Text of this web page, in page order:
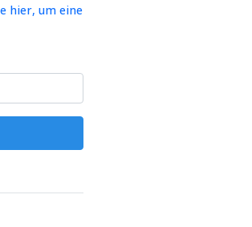
hier, um eine